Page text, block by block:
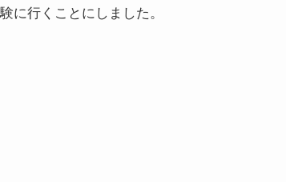
に行くことにしました。